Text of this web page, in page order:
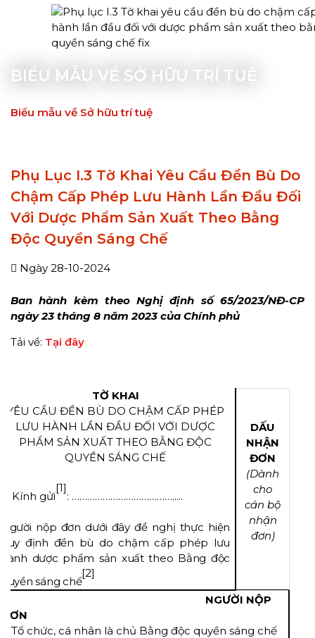
Hotline 0911.688.554
GIỚI THIỆU
Hồ sơ năng lực
TIN TỨC
Đất đai
Đất đai
Bất động sản
Doanh nghiệp
Đầu tư
Tin công ty
Tuyển dụng
LĨNH VỰC
Thu hồi nợ xấu
Đất đai & Bất động sản
Sở hữu trí tuệ
Hôn nhân - Gia đình
Tư vấn thường xuyên
Quản trị nội bộ
Quản trị nhân sự
Mẫu Hợp đồng Tư vấn thường xuyên
TÀI LIỆU
Thủ tục
Biểu mẫu về lĩnh vực Bất động sản
Biểu mẫu đất đai
Biểu mẫu về doanh nghiệp
Biểu mẫu tố tụng
Luật, Bộ Luật
Án lệ
Thương mại
Doanh nghiệp
Khác
HỎI ĐÁP
GIỚI THIỆU
BIỂU MẪU VỀ SỞ HỮU TRÍ TUỆ
Biểu mẫu về Sở hữu trí tuệ
Phụ Lục I.3 Tờ Khai Yêu Cầu Đền Bù Do
Chậm Cấp Phép Lưu Hành Lần Đầu Đối
Với Dược Phẩm Sản Xuất Theo Bằng
Độc Quyền Sáng Chế
Ngày 28-10-2024
Ban hành kèm theo Nghị định số 65/2023/NĐ-CP
ngày 23 tháng 8 năm 2023 của Chính phủ
Tải về: Tại đây
TỜ KHAI
YÊU CẦU ĐỀN BÙ DO CHẬM CẤP PHÉP
LƯU HÀNH LẦN ĐẦU ĐỐI VỚI DƯỢC
PHẨM SẢN XUẤT THEO BẰNG ĐỘC
QUYỀN SÁNG CHẾ
Kính gửi
[1]
: ………………………………….....
Người nộp đơn dưới đây đề nghị thực hiện
quy định đền bù do chậm cấp phép lưu
hành dược phẩm sản xuất theo Bằng độc
quyền sáng chế
[2]
DẤU
NHẬN
ĐƠN
(Dành
cho
cán bộ
nhận
đơn)
NGƯỜI NỘP
ĐƠN
(Tổ chức, cá nhân là chủ Bằng độc quyền sáng chế